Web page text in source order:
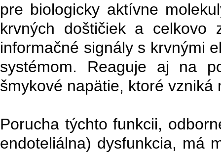
pre biologicky aktívne
krvných doštičiek a celkovo
informačné signály s krvnými
systémom. Reaguje aj na
šmykové napätie, ktoré
Porucha týchto funkcii,
endoteliálna) dysfunkcia, má